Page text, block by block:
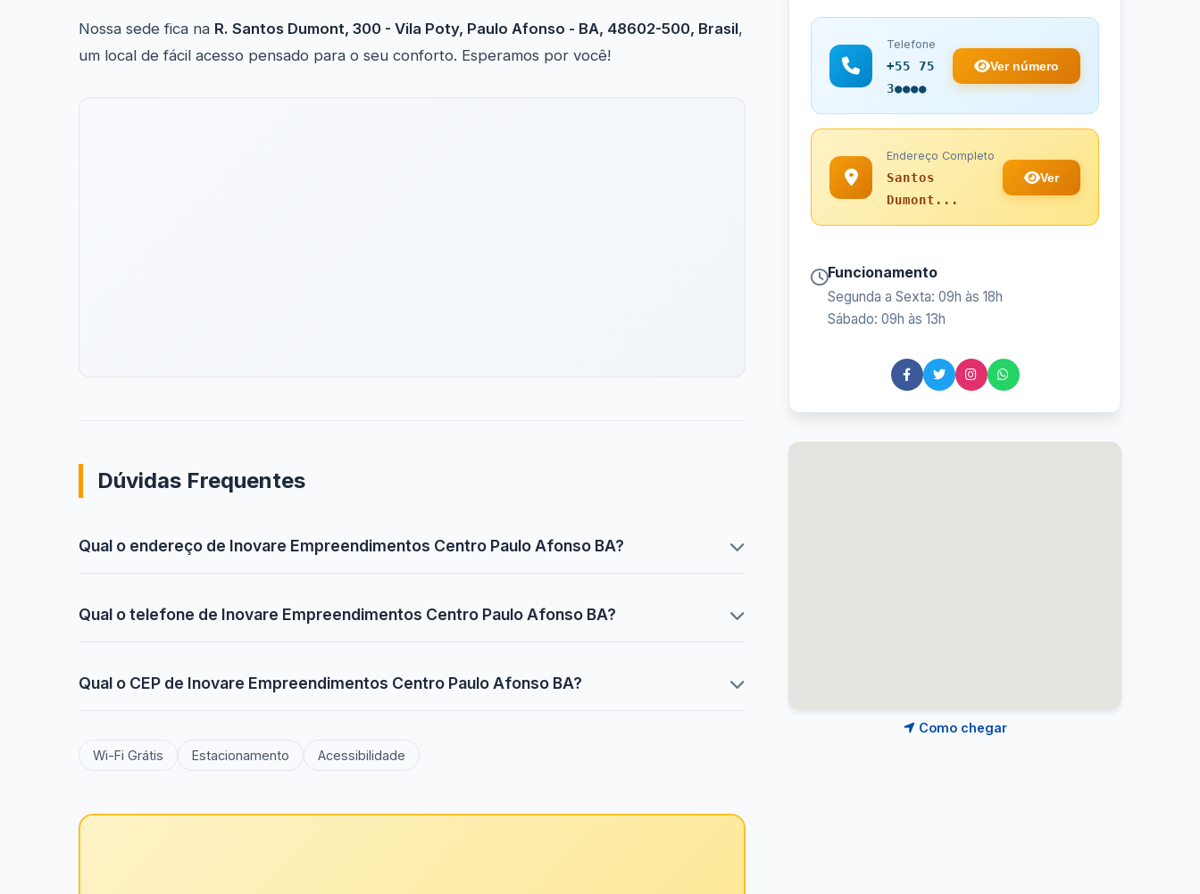
Nossa sede fica na R. Santos Dumont, 300 - Vila Poty, Paulo Afonso - BA, 48602-500, Brasil,
um local de fácil acesso pensado para o seu conforto. Esperamos por você!
Dúvidas Frequentes
Qual o endereço de Inovare Empreendimentos Centro Paulo Afonso BA?
Qual o telefone de Inovare Empreendimentos Centro Paulo Afonso BA?
Qual o CEP de Inovare Empreendimentos Centro Paulo Afonso BA?
Wi-Fi Grátis Estacionamento Acessibilidade
Telefone
+55 75
3●●●●
Ver número
Endereço Completo
Santos
Dumont...
Ver
Funcionamento
Segunda a Sexta: 09h às 18h
Sábado: 09h às 13h
Como chegar